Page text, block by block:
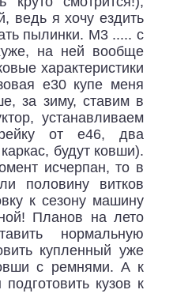
ведь я хочу ездить
пылинки. М3 ..... с
на ней вообще
характеристики
е30 купе меня
за зиму, ставим в
устанавливаем
от е46, два
будут ковши).
исчерпан, то в
половину витков
к сезону машину
Планов на лето
нормальную
купленный уже
с ремнями. А к
кузов к